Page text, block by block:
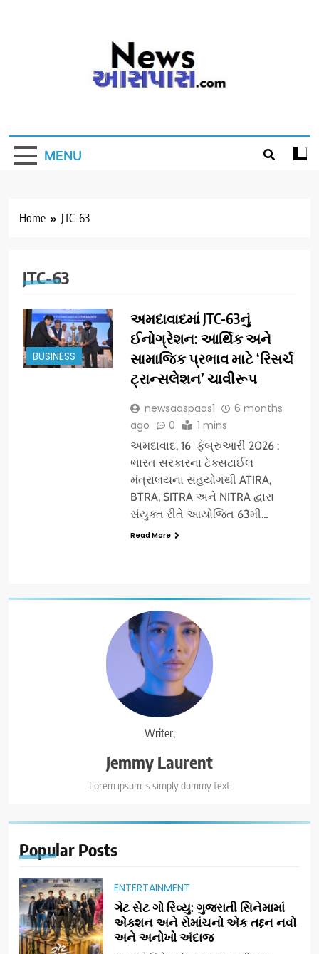
MENU
Home JTC-63
Writer,
Jemmy Laurent
Lorem ipsum is simply dummy text
Popular Posts
ENTERTAINMENT
ગેટ સેટ ગો રિવ્યુ: ગુજરાતી સિનેમામાં
એક્શન અને રોમાંચનો એક તદ્દન નવો
અને અનોખો અંદાજ
JTC-63
BUSINESS
અમદાવાદમાં JTC-63નું
ઈનોગ્રેશન: આર્થિક અને
સામાજિક પ્રભાવ માટે ‘રિસર્ચ
ટ્રાન્સલેશન’ ચાવીરૂપ
newsaaspaas1
6 months
ago
0 1 mins
અમદાવાદ, 16 ફેબ્રુઆરી 2026 :
ભારત સરકારના ટેક્સટાઈલ
મંત્રાલયના સહયોગથી ATIRA,
BTRA, SITRA અને NITRA દ્વારા
સંયુક્ત રીતે આયોજિત 63મી…
Read More